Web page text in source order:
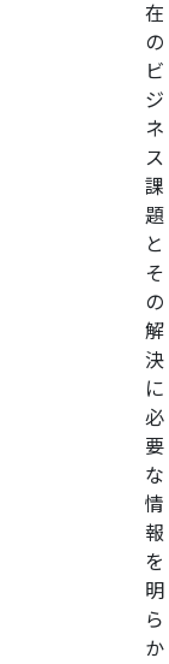
在
の
ビ
ジ
ネ
ス
課
題
と
そ
の
解
決
に
必
要
な
情
報
を
明
ら
か